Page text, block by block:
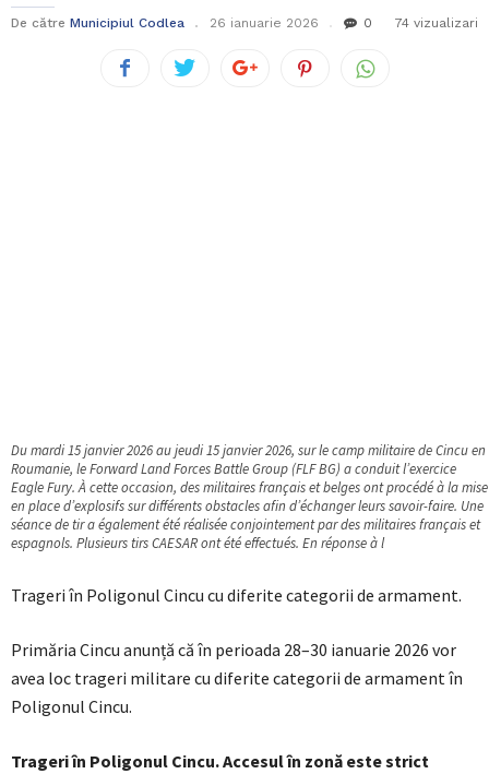
De către Municipiul Codlea 26 ianuarie 2026 0 74 vizualizari
Du mardi 15 janvier 2026 au jeudi 15 janvier 2026, sur le camp militaire de Cincu en
Roumanie, le Forward Land Forces Battle Group (FLF BG) a conduit l’exercice
Eagle Fury. À cette occasion, des militaires français et belges ont procédé à la mise
en place d’explosifs sur différents obstacles afin d’échanger leurs savoir-faire. Une
séance de tir a également été réalisée conjointement par des militaires français et
espagnols. Plusieurs tirs CAESAR ont été effectués. En réponse à l
Trageri în Poligonul Cincu cu diferite categorii de armament.
Primăria Cincu anunță că în perioada 28–30 ianuarie 2026 vor
avea loc trageri militare cu diferite categorii de armament în
Poligonul Cincu.
Trageri în Poligonul Cincu. Accesul în zonă este strict